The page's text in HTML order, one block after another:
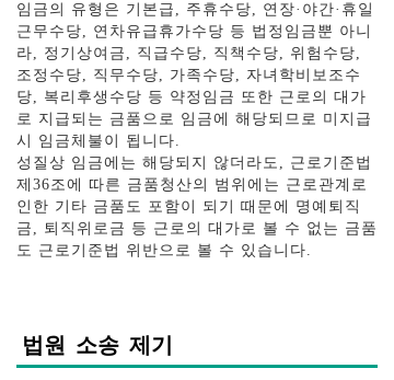
​임금의 유형은 기본급, 주휴수당, 연장·야간·휴일
근무수당, 연차유급휴가수당 등 법정임금뿐 아니
라, 정기상여금, 직급수당, 직책수당, 위험수당,
조정수당, 직무수당, 가족수당, 자녀학비보조수
당, 복리후생수당 등 약정임금 또한 근로의 대가
로 지급되는 금품으로 임금에 해당되므로 미지급
시 임금체불이 됩니다.
성질상 임금에는 해당되지 않더라도, 근로기준법
제36조에 따른 금품청산의 범위에는 근로관계로
인한 기타 금품도 포함이 되기 때문에 명예퇴직
금, 퇴직위로금 등 근로의 대가로 볼 수 없는 금품
도 근로기준법 위반으로 볼 수 있습니다.
법원 소송 제기